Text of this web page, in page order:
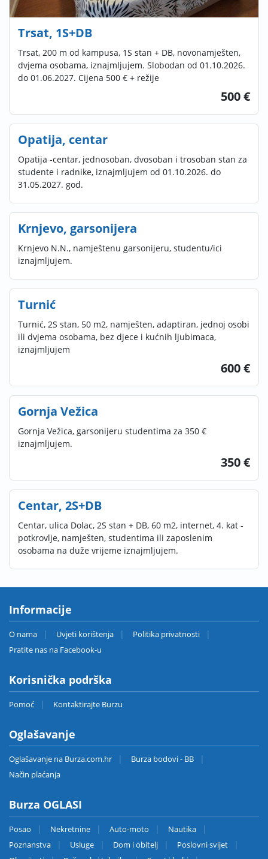
Trsat, 1S+DB
Trsat, 200 m od kampusa, 1S stan + DB, novonamješten,
dvjema osobama, iznajmljujem. Slobodan od 01.10.2026.
do 01.06.2027. Cijena 500 € + režije
500 €
Opatija, centar
Opatija -centar, jednosoban, dvosoban i trosoban stan za
studente i radnike, iznajmljujem od 01.10.2026. do
31.05.2027. god.
Krnjevo, garsonijera
Krnjevo N.N., namještenu garsonijeru, studentu/ici
iznajmljujem.
Turnić
Turnić, 2S stan, 50 m2, namješten, adaptiran, jednoj osobi
ili dvjema osobama, bez djece i kućnih ljubimaca,
iznajmljujem
600 €
Gornja Vežica
Gornja Vežica, garsonijeru studentima za 350 €
iznajmljujem.
350 €
Centar, 2S+DB
Centar, ulica Dolac, 2S stan + DB, 60 m2, internet, 4. kat -
potkrovlje, namješten, studentima ili zaposlenim
osobama na duže vrijeme iznajmljujem.
Informacije
O nama Uvjeti korištenja
Politika privatnosti
Pratite nas na Facebook-u
Korisnička podrška
Pomoć Kontaktirajte Burzu
Oglašavanje
Oglašavanje na Burza.com.hr
Burza bodovi - BB
Način plaćanja
Burza OGLASI
Posao Nekretnine Auto-moto
Nautika
Poznanstva
Usluge Dom i obitelj
Poslovni svijet